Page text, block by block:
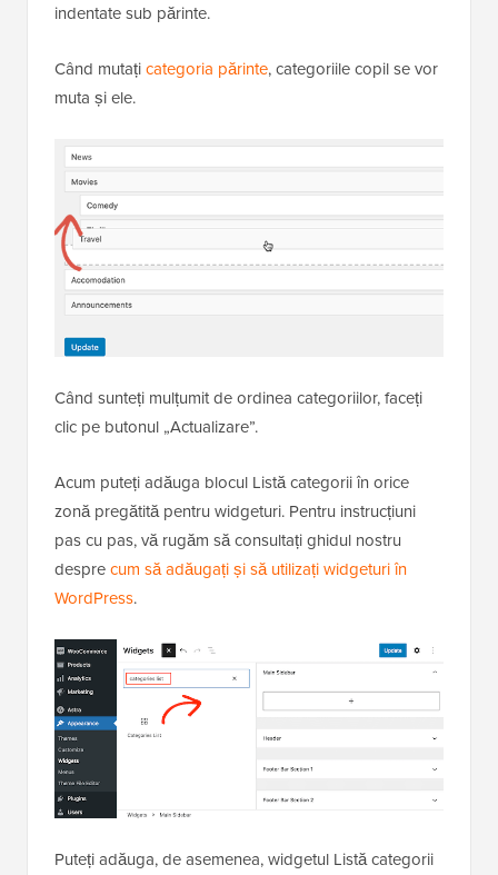
indentate sub părinte.
Când mutațicategoria părinte, categoriile copil se vor
muta și ele.
Când sunteți mulțumit de ordinea categoriilor, faceți
clic pe butonul „Actualizare”.
Acum puteți adăuga blocul Listă categorii în orice
zonă pregătită pentru widgeturi. Pentru instrucțiuni
pas cu pas, vă rugăm să consultați ghidul nostru
desprecum să adăugați și să utilizați widgeturi în
WordPress.
Puteți adăuga, de asemenea, widgetul Listă categorii